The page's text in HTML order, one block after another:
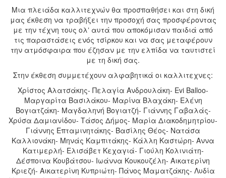
Μια πλειάδα καλλιτεχνών θα προσπαθήσει και στη δική
μας έκθεση να τραβήξει την προσοχή σας προσφέροντας
με την τέχνη τους ολʼ αυτά που αποκόμισαν παιδιά από
τις παραστάσεις ενός τσίρκου και να σας μεταφέρουν
την ατμόσφαιρα που έζησαν με την ελπίδα να ταυτιστεί
με τη δική σας.
Στην έκθεση συμμετέχουν αλφαβητικά οι καλλιτεχνες:
Χρίστος Αλατσάκης- Πελαγία Ανδρουλάκη- Evi Balloo-
Μαργαρίτα Βασιλάκου- Μαρίνα Βλαχάκη- Ελένη
Βογιατζάκη- Μαγδαληνή Βογιατζή- Γιάννης Γαβαλάς-
Χρύσα Δαμιανίδου- Τάσος Δήμος- Μαρία Διακοδημητρίου-
Γιάννης Επταμινητάκης- Βασίλης Θέος- Νατάσα
Καλλιονάκη- Μηνάς Καμπιτάκης- Κάλλη Καστώρη- Αννα
Κατιμερλή- Ελισάβετ Κεχαγιά- Γιούλη Κολινιάτη-
Δέσποινα Κουβάτσου- Ιωάννα Κουκουζέλη- Αικατερίνη
Κριεζή- Αικατερίνη Κυπριώτη- Πάνος Μαματζάκης- Λυδία